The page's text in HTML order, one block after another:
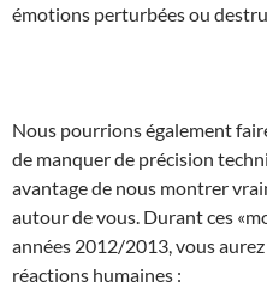
émotions perturbées ou
Nous pourrions également
de manquer de précision
avantage de nous montrer
autour de vous. Durant ces
années 2012/2013, vous
réactions humaines :